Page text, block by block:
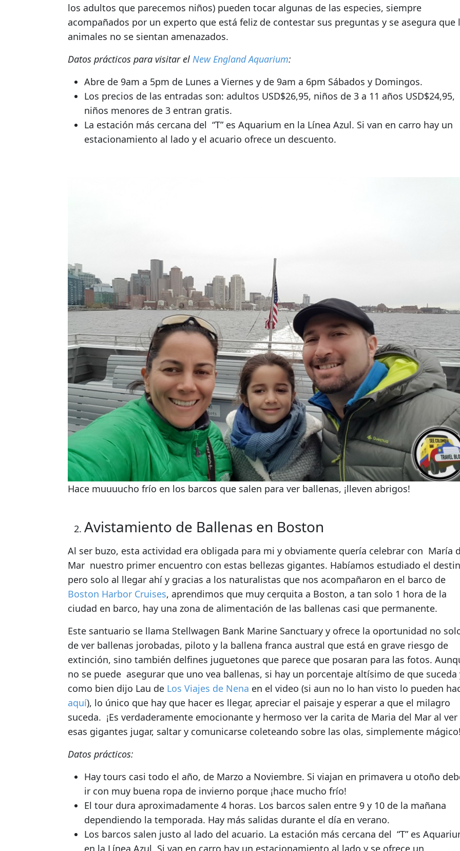
los adultos que parecemos niños) pueden tocar algunas de las especies, siempre
acompañados por un experto que está feliz de contestar sus preguntas y se asegura que
animales no se sientan amenazados.
Datos prácticos para visitar el New England Aquarium:
Abre de 9am a 5pm de Lunes a Viernes y de 9am a 6pm Sábados y Domingos.
Los precios de las entradas son: adultos USD$26,95, niños de 3 a 11 años USD$24,95,
niños menores de 3 entran gratis.
La estación más cercana del “T” es Aquarium en la Línea Azul. Si van en carro hay un
estacionamiento al lado y el acuario ofrece un descuento.
Hace muuuucho frío en los barcos que salen para ver ballenas, ¡lleven abrigos!
Avistamiento de Ballenas en Boston
Al ser buzo, esta actividad era obligada para mi y obviamente quería celebrar con María
Mar nuestro primer encuentro con estas bellezas gigantes. Habíamos estudiado el
pero solo al llegar ahí y gracias a los naturalistas que nos acompañaron en el barco de
Boston Harbor Cruises, aprendimos que muy cerquita a Boston, a tan solo 1 hora de la
ciudad en barco, hay una zona de alimentación de las ballenas casi que permanente.
Este santuario se llama Stellwagen Bank Marine Sanctuary y ofrece la oportunidad no
de ver ballenas jorobadas, piloto y la ballena franca austral que está en grave riesgo de
extinción, sino también delfines juguetones que parece que posaran para las fotos.
no se puede asegurar que uno vea ballenas, si hay un porcentaje altísimo de que suceda
como bien dijo Lau de Los Viajes de Nena en el video (si aun no lo han visto lo pueden
aquí), lo único que hay que hacer es llegar, apreciar el paisaje y esperar a que el milagro
suceda. ¡Es verdaderamente emocionante y hermoso ver la carita de Maria del Mar al ver
esas gigantes jugar, saltar y comunicarse coleteando sobre las olas, simplemente mágico!
Datos prácticos:
Hay tours casi todo el año, de Marzo a Noviembre. Si viajan en primavera u otoño
ir con muy buena ropa de invierno porque ¡hace mucho frío!
El tour dura aproximadamente 4 horas. Los barcos salen entre 9 y 10 de la mañana
dependiendo la temporada. Hay más salidas durante el día en verano.
Los barcos salen justo al lado del acuario. La estación más cercana del “T” es
en la Línea Azul. Si van en carro hay un estacionamiento al lado y se ofrece un